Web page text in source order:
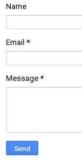
Name
Email *
Message *